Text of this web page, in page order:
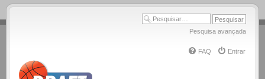
.
Pesquisa avançada
FAQ Entrar